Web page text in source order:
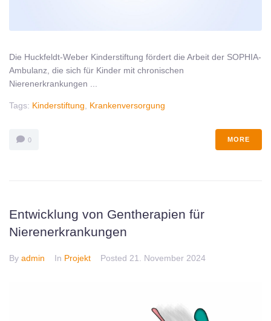
Die Huckfeldt-Weber Kinderstiftung fördert die Arbeit der SOPHIA-
Ambulanz, die sich für Kinder mit chronischen
Nierenerkrankungen ...
Tags: Kinderstiftung, Krankenversorgung
0 MORE
Entwicklung von Gentherapien für
Nierenerkrankungen
By admin In Projekt Posted 21. November 2024